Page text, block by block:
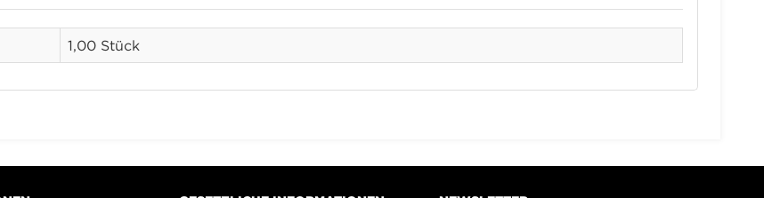
1,00 Stück